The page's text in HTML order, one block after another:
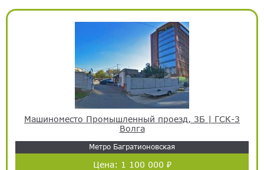
Машиноместо Промышленный проезд, 3Б | ГСК-3
Волга
Метро Багратионовская
Цена: 1 100 000 ₽